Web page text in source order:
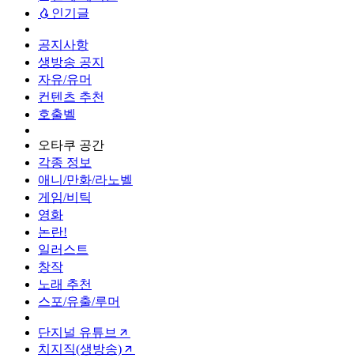
인기글
공지사항
생방송 공지
자유/유머
컨텐츠 추천
호출벨
오타쿠 공간
각종 정보
애니/만화/라노벨
게임/비틱
영화
논란!
일러스트
창작
노래 추천
스포/유출/루머
단지널 유튜브
치지직(생방송)